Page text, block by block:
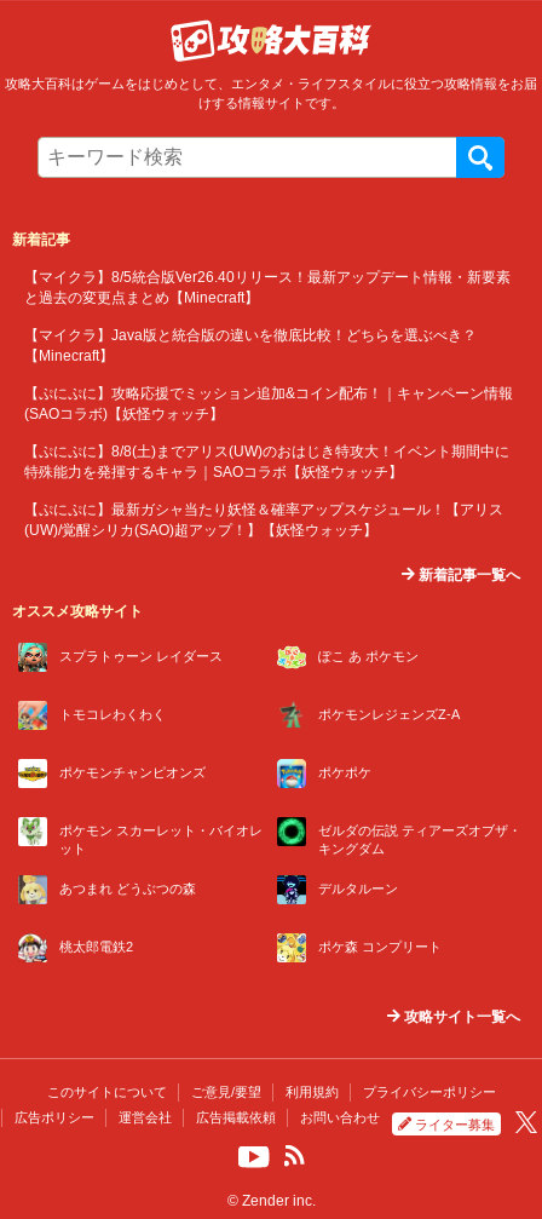
攻略大百科はゲームをはじめとして、エンタメ・ライフスタイルに役立つ攻略情報をお届
けする情報サイトです。
新着記事
【マイクラ】8/5統合版Ver26.40リリース！最新アップデート情報・新要素
と過去の変更点まとめ【Minecraft】
【マイクラ】Java版と統合版の違いを徹底比較！どちらを選ぶべき？
【Minecraft】
【ぷにぷに】攻略応援でミッション追加&コイン配布！｜キャンペーン情報
(SAOコラボ)【妖怪ウォッチ】
【ぷにぷに】8/8(土)までアリス(UW)のおはじき特攻大！イベント期間中に
特殊能力を発揮するキャラ｜SAOコラボ【妖怪ウォッチ】
【ぷにぷに】最新ガシャ当たり妖怪＆確率アップスケジュール！【アリス
(UW)/覚醒シリカ(SAO)超アップ！】【妖怪ウォッチ】
新着記事一覧へ
オススメ攻略サイト
スプラトゥーン レイダース ぽこ あ ポケモン
トモコレわくわく ポケモンレジェンズZ-A
ポケモンチャンピオンズ ポケポケ
ポケモン スカーレット・バイオレ
ット
ゼルダの伝説 ティアーズオブザ・
キングダム
あつまれ どうぶつの森 デルタルーン
桃太郎電鉄2 ポケ森 コンプリート
攻略サイト一覧へ
このサイトについて ご意見/要望 利用規約
プライバシーポリシー
広告ポリシー
運営会社 広告掲載依頼 お問い合わせ ライター募集
© Zender inc.